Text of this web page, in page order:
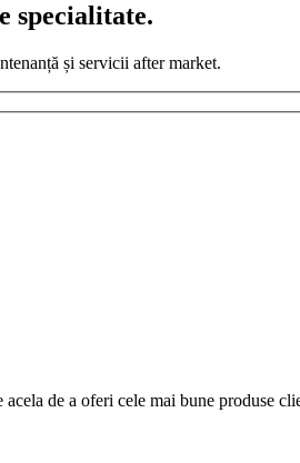
specialitate.
și servicii after market.
de a oferi cele mai bune produse